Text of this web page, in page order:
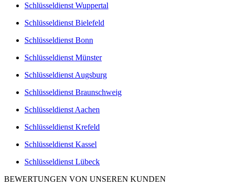
Schlüsseldienst Wuppertal
Schlüsseldienst Bielefeld
Schlüsseldienst Bonn
Schlüsseldienst Münster
Schlüsseldienst Augsburg
Schlüsseldienst Braunschweig
Schlüsseldienst Aachen
Schlüsseldienst Krefeld
Schlüsseldienst Kassel
Schlüsseldienst Lübeck
BEWERTUNGEN VON UNSEREN KUNDEN